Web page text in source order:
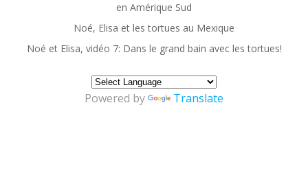
en Amérique Sud
Noé, Elisa et les tortues au Mexique
Noé et Elisa, vidéo 7: Dans le grand bain avec les tortues!
Powered by Translate